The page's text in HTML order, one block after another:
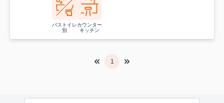
バストイレ
別
カウンター
キッチン
1